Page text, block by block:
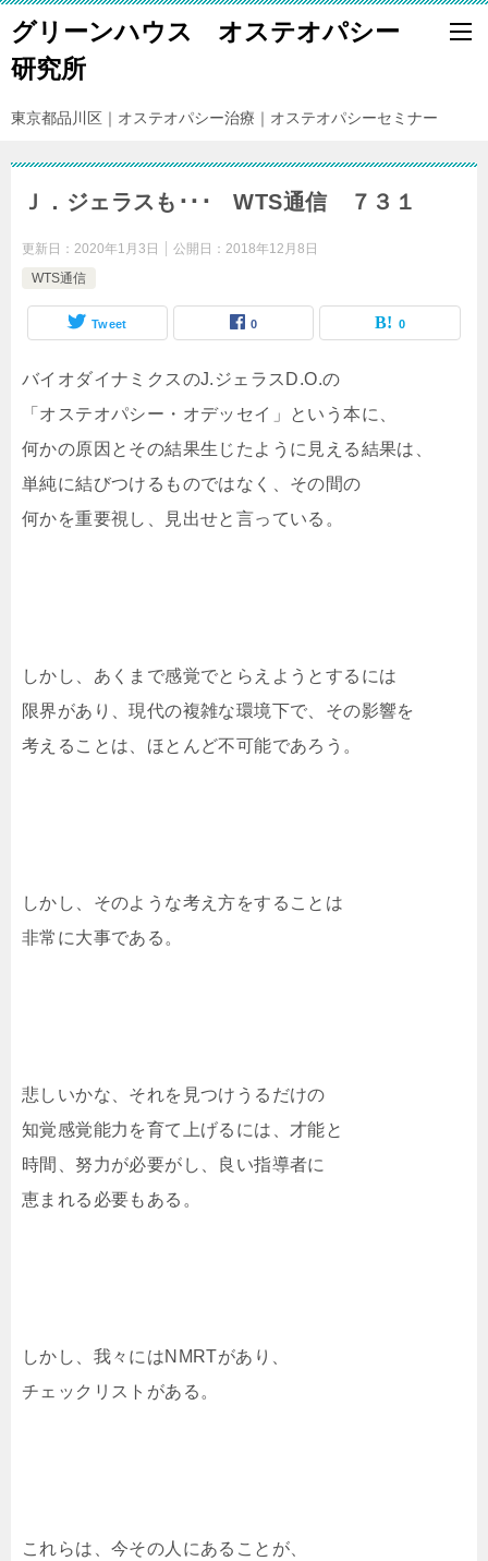
グリーンハウス オステオパシー
研究所
東京都品川区｜オステオパシー治療｜オステオパシーセミナー
Ｊ．ジェラスも･･･ WTS通信 ７３１
更新日： 2020年1月3日 公開日： 2018年12月8日
WTS通信
Tweet 0 0
バイオダイナミクスのJ.ジェラスD.O.の
「オステオパシー・オデッセイ」という本に、
何かの原因とその結果生じたように見える結果は、
単純に結びつけるものではなく、その間の
何かを重要視し、見出せと言っている。
しかし、あくまで感覚でとらえようとするには
限界があり、現代の複雑な環境下で、その影響を
考えることは、ほとんど不可能であろう。
しかし、そのような考え方をすることは
非常に大事である。
悲しいかな、それを見つけうるだけの
知覚感覚能力を育て上げるには、才能と
時間、努力が必要がし、良い指導者に
恵まれる必要もある。
しかし、我々にはNMRTがあり、
チェックリストがある。
これらは、今その人にあることが、